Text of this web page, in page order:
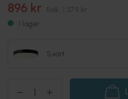
896 kr Rek. 1 379 kr
I lager
Svart